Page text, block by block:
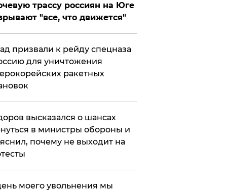
трассу россиян на Юге
"все, что движется"
призвали к рейду спецназа
для уничтожения
ракетных
высказался о шансах
в министры обороны и
почему не выходит на
моего увольнения мы